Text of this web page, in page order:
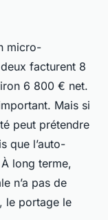
micro-
facturent 8
6 800 € net.
Mais si
peut prétendre
que l’auto-
long terme,
n’a pas de
le portage le